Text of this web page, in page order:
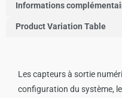
Informations
Product Variation Table
Les capteurs à sortie
configuration du système,